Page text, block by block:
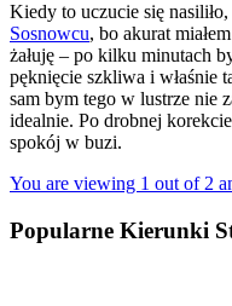
Kiedy to uczucie się nasiliło,
Sosnowcu, bo akurat
żałuję – po kilku minutach
pęknięcie szkliwa i właśnie
sam bym tego w lustrze nie
idealnie. Po drobnej
spokój w buzi.
You are viewing 1 out of 2
Popularne Kierunki